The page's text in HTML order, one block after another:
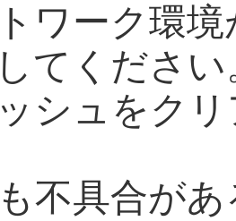
ワーク環境
てください
シュをクリ
不具合があ